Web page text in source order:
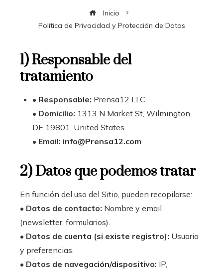
Inicio
Política de Privacidad y Protección de Datos
1) Responsable del
tratamiento
• Responsable: Prensa12 LLC.
• Domicilio: 1313 N Market St, Wilmington,
DE 19801, United States.
• Email: info@Prensa12.com
2) Datos que podemos tratar
En función del uso del Sitio, pueden recopilarse:
• Datos de contacto: Nombre y email
(newsletter, formularios).
• Datos de cuenta (si existe registro): Usuario
y preferencias.
• Datos de navegación/dispositivo: IP,